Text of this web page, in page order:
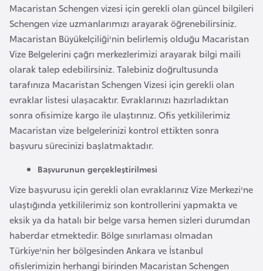
Macaristan Schengen vizesi için gerekli olan güncel bilgileri
Schengen vize uzmanlarımızı arayarak öğrenebilirsiniz.
Macaristan Büyükelçiliği'nin belirlemiş olduğu Macaristan
Vize Belgelerini çağrı merkezlerimizi arayarak bilgi maili
olarak talep edebilirsiniz. Talebiniz doğrultusunda
tarafınıza Macaristan Schengen Vizesi için gerekli olan
evraklar listesi ulaşacaktır. Evraklarınızı hazırladıktan
sonra ofisimize kargo ile ulaştırınız. Ofis yetkililerimiz
Macaristan vize belgelerinizi kontrol ettikten sonra
başvuru sürecinizi başlatmaktadır.
Başvurunun gerçekleştirilmesi
Vize başvurusu için gerekli olan evraklarınız Vize Merkezi'ne
ulaştığında yetkililerimiz son kontrollerini yapmakta ve
eksik ya da hatalı bir belge varsa hemen sizleri durumdan
haberdar etmektedir. Bölge sınırlaması olmadan
Türkiye'nin her bölgesinden Ankara ve İstanbul
ofislerimizin herhangi birinden Macaristan Schengen
o
s
n
a
H
e
r
s
e
k
u
l
g
a
r